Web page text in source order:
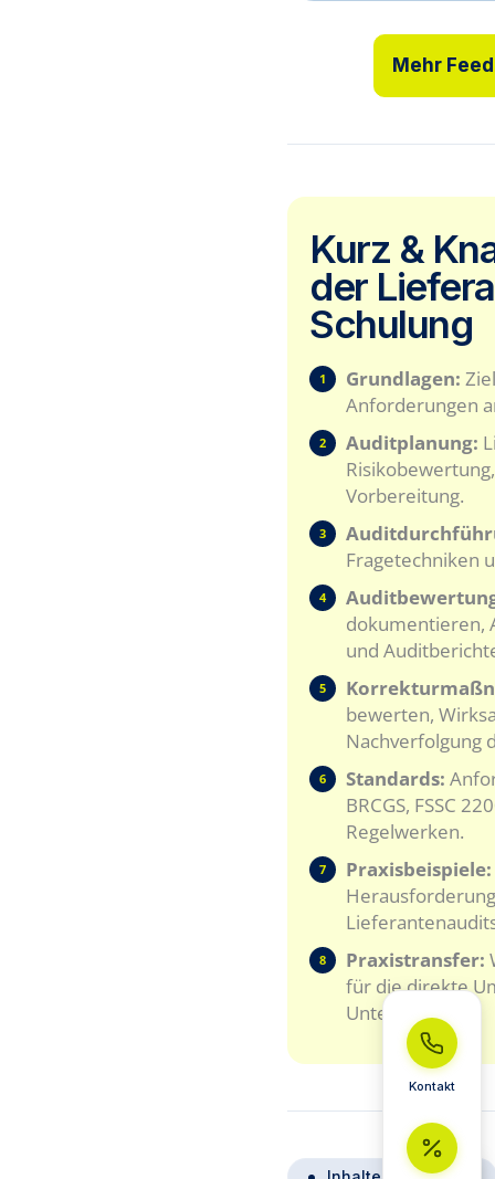
Mehr
Kurz &
der
Schulung
1 Grundlagen:
Anforderungen
2 Auditplanung:
Vorbereitung.
3
Fragetechniken
4
dokumentieren,
und
5
bewerten,
Nachverfolgung
6 Standards:
BRCGS, FSSC
Regelwerken.
7 Praxisbeispiele:
8 Praxistransfer:
für die direkte
Unternehmen.
Kontakt